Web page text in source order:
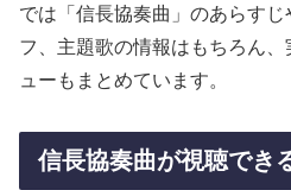
では「信長協奏曲」のあらす
フ、主題歌の情報はもちろん
ューもまとめています。
信長協奏曲が視聴でき